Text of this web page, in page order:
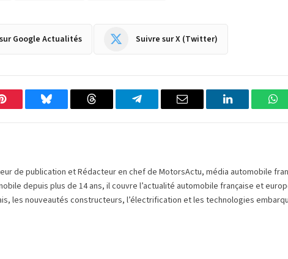
Google Actualités Suivre sur X (Twitter)
Pinterest Bluesky Threads
Partager
Email LinkedIn
de publication et Rédacteur en chef de MotorsActu, média automobile
depuis plus de 14 ans, il couvre l’actualité automobile française et
les nouveautés constructeurs, l’électrification et les technologies